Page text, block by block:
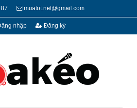
muatot.net@gmail.com
nhập Đăng ký